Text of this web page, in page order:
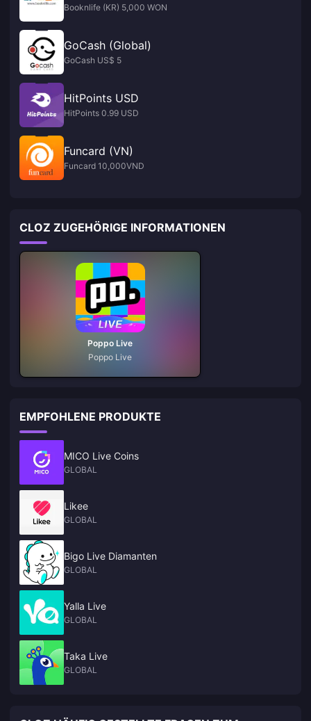
Booknlife (KR) 5,000 WON
GoCash (Global)
GoCash US$ 5
HitPoints USD
HitPoints 0.99 USD
Funcard (VN)
Funcard 10,000VND
CLOZ ZUGEHÖRIGE INFORMATIONEN
Poppo Live
Poppo Live
EMPFOHLENE PRODUKTE
MICO Live Coins
GLOBAL
Likee
GLOBAL
Bigo Live Diamanten
GLOBAL
Yalla Live
GLOBAL
Taka Live
GLOBAL